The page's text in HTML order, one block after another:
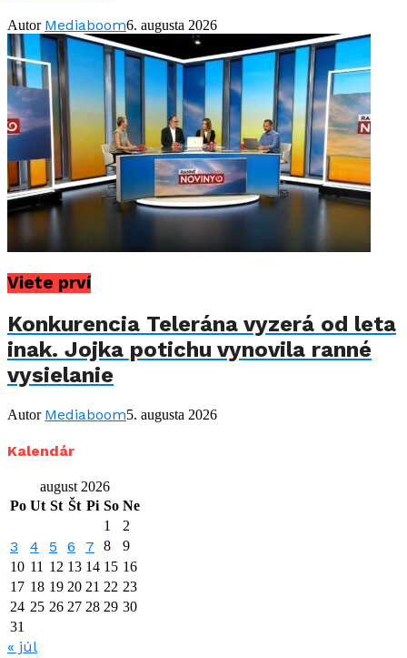
Autor Mediaboom6. augusta 2026
Viete prví
Konkurencia Telerána vyzerá od leta
inak. Jojka potichu vynovila ranné
vysielanie
Autor Mediaboom5. augusta 2026
Kalendár
august 2026
Po Ut St Št Pi So Ne
1
2
3 4 5 6 7 8
9
10 11 12 13 14 15 16
17 18 19 20 21 22 23
24 25 26 27 28 29 30
31
« júl